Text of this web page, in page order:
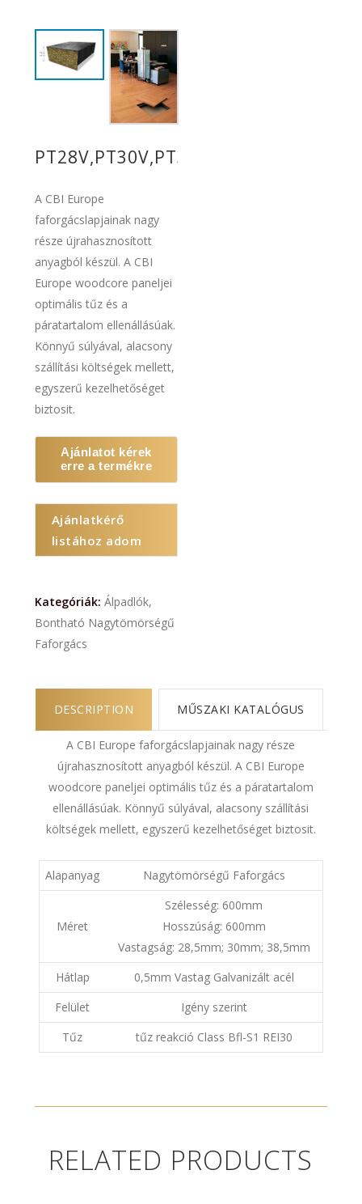
PT28V,PT30V,PT38V
A CBI Europe
faforgácslapjainak nagy
része újrahasznosított
anyagból készül. A CBI
Europe woodcore paneljei
optimális tűz és a
páratartalom ellenállásúak.
Könnyű súlyával, alacsony
szállítási költségek mellett,
egyszerű kezelhetőséget
biztosit.
Ajánlatot kérek
erre a termékre
Ajánlatkérő
listához adom
Kategóriák: Álpadlók,
Bontható Nagytömörségű
Faforgács
DESCRIPTION MŰSZAKI KATALÓGUS
A CBI Europe faforgácslapjainak nagy része
újrahasznosított anyagból készül. A CBI Europe
woodcore paneljei optimális tűz és a páratartalom
ellenállásúak. Könnyű súlyával, alacsony szállítási
költségek mellett, egyszerű kezelhetőséget biztosit.
Alapanyag Nagytömörségű Faforgács
Méret
Szélesség: 600mm
Hosszúság: 600mm
Vastagság: 28,5mm; 30mm; 38,5mm
Hátlap
0,5mm Vastag Galvanizált acél
Felület
Igény szerint
Tűz
tűz reakció Class Bfl-S1 REI30
RELATED PRODUCTS